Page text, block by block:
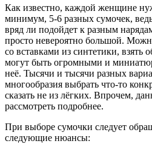
Как известно, каждой женщине
минимум, 5-6 разных сумочек,
вряд ли подойдет к разным
просто невероятно большой.
со вставками из синтетики,
могут быть огромными и
неё. Тысячи и тысячи разных
многообразия выбрать что-то
сказать не из лёгких. Впрочем,
рассмотреть подробнее.
При выборе сумочки следует
следующие нюансы: